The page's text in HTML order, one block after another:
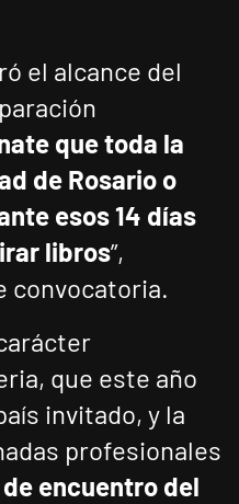
el alcance del
que toda la
de Rosario o
esos 14 días
libros”,
convocatoria.
que este año
invitado, y la
profesionales
encuentro del